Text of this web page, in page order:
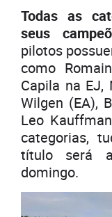
Todas as
seus
pilotos
como
Capila na EJ,
Wilgen (EA),
Leo
categorias,
título será
domingo.